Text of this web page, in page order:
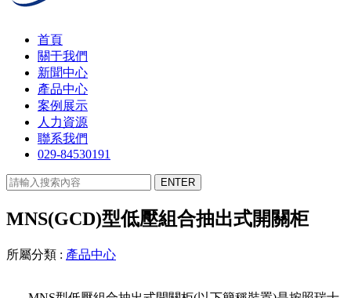
首頁
關于我們
新聞中心
產品中心
案例展示
人力資源
聯系我們
029-84530191
MNS(GCD)型低壓組合抽出式開關柜
所屬分類 : 產品中心